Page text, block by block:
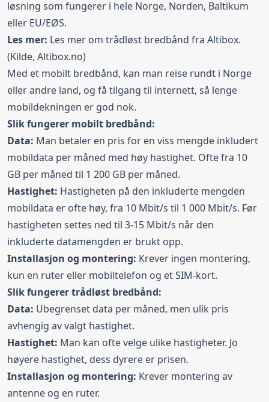
løsning som fungerer i hele Norge, Norden, Baltikum
eller EU/EØS.
Les mer: Les mer om trådløst bredbånd fra Altibox.
(Kilde, Altibox.no)
Med et mobilt bredbånd, kan man reise rundt i Norge
eller andre land, og få tilgang til internett, så lenge
mobildekningen er god nok.
Slik fungerer mobilt bredbånd:
Data: Man betaler en pris for en viss mengde inkludert
mobildata per måned med høy hastighet. Ofte fra 10
GB per måned til 1 200 GB per måned.
Hastighet: Hastigheten på den inkluderte mengden
mobildata er ofte høy, fra 10 Mbit/s til 1 000 Mbit/s. Før
hastigheten settes ned til 3-15 Mbit/s når den
inkluderte datamengden er brukt opp.
Installasjon og montering: Krever ingen montering,
kun en ruter eller mobiltelefon og et SIM-kort.
Slik fungerer trådløst bredbånd:
Data: Ubegrenset data per måned, men ulik pris
avhengig av valgt hastighet.
Hastighet: Man kan ofte velge ulike hastigheter. Jo
høyere hastighet, dess dyrere er prisen.
Installasjon og montering: Krever montering av
antenne og en ruter.